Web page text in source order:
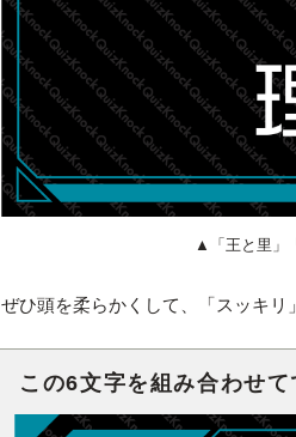
▲「王と里」
ぜひ頭を柔らかくして、「スッキ
この6文字を組み合わせて